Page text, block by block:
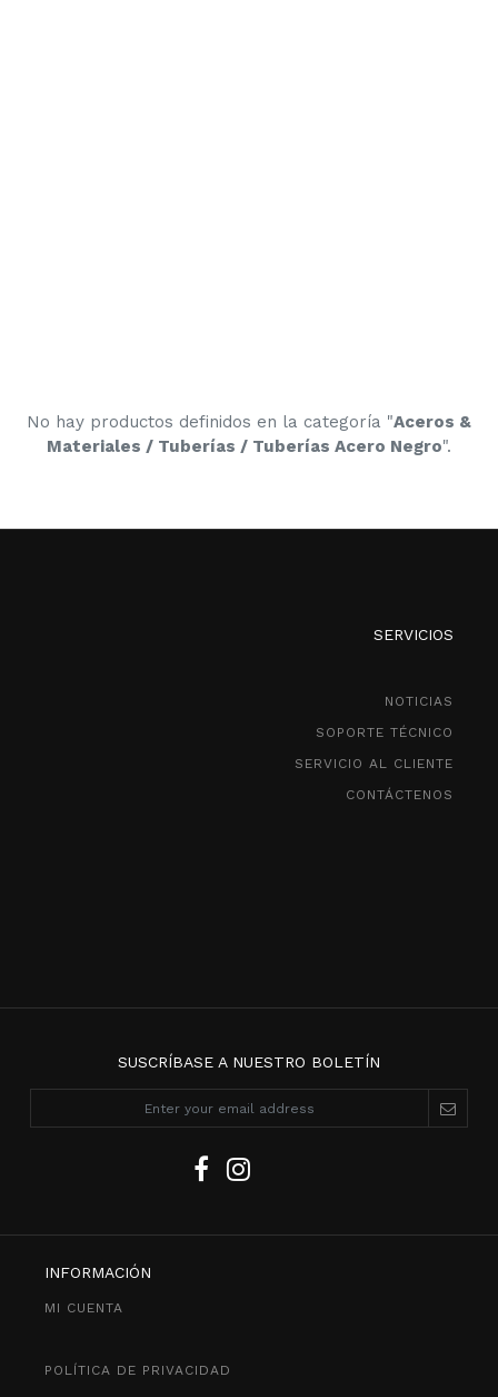
No hay productos definidos en la categoría "Aceros &
Materiales / Tuberías / Tuberías Acero Negro".
SERVICIOS
NOTICIAS
SOPORTE TÉCNICO
SERVICIO AL CLIENTE
CONTÁCTENOS
SUSCRÍBASE A NUESTRO BOLETÍN
INFORMACIÓN
MI CUENTA
POLÍTICA DE PRIVACIDAD